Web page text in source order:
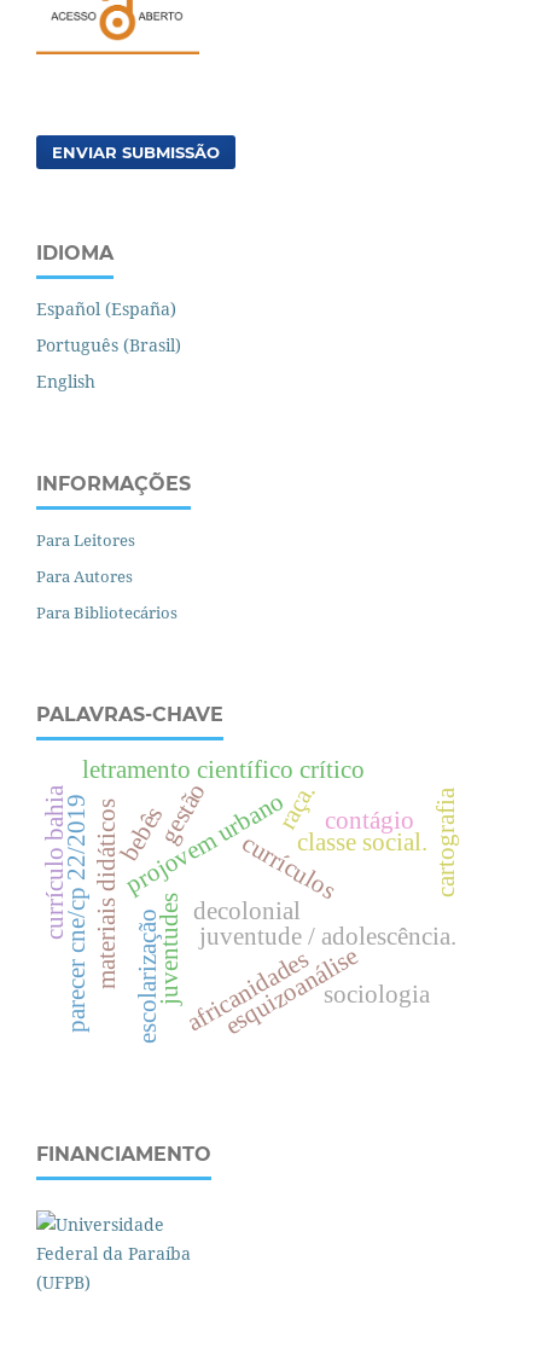
ENVIAR SUBMISSÃO
IDIOMA
Español (España)
Português (Brasil)
English
INFORMAÇÕES
Para Leitores
Para Autores
Para Bibliotecários
PALAVRAS-CHAVE
currículos
projovem urbano
juventude / adolescência.
classe social.
raça.
gestão
juventudes
escolarização
letramento científico crítico
materiais didáticos
esquizoanálise
decolonial
parecer cne/cp 22/2019 bebês contágio cartografia
currículo bahia
africanidades sociologia
FINANCIAMENTO